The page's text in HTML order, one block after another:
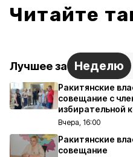
Читайте
Лучшее за Неделю
Ракитянские
совещание с
избирательной
Вчера, 16:00
Ракитянские
совещание